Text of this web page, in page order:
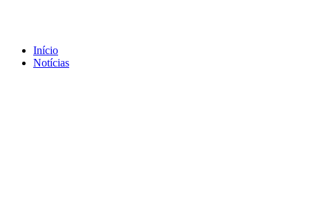
Início
Notícias